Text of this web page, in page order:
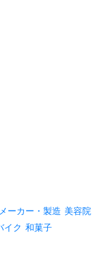
メーカー・製造 美容院
イク 和菓子